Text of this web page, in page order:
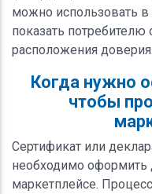
можно использовать
показать потребителю
расположения доверия.
Когда нужно
чтобы
Сертификат или
необходимо оформить
маркетплейсе.